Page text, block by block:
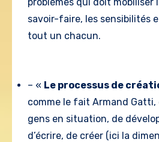
problèmes qui doit mobiliser
savoir-faire, les sensibilités
tout un chacun.
– « Le processus de
comme le fait Armand
gens en situation, de
d’écrire, de créer (ici la